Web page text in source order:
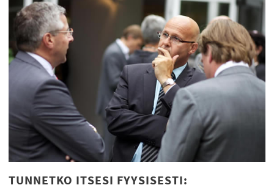
TUNNETKO ITSESI FYYSISESTI: